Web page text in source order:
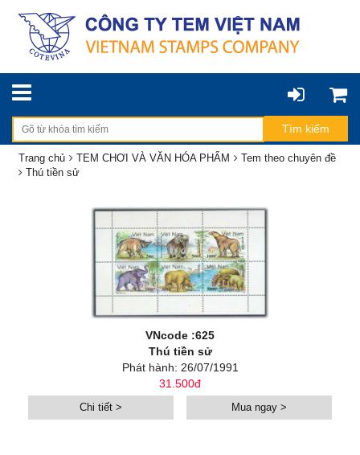
Trang chủ TEM CHƠI VÀ VĂN HÓA PHẨM
Tem theo chuyên đề
Thú tiền sử
VNcode :625
Thú tiền sử
Phát hành: 26/07/1991
31.500đ
Chi tiết > Mua ngay >